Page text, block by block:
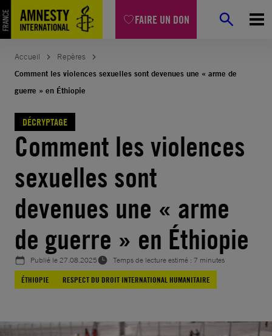
FAIRE UN DON
Aller
au
contenu
Accueil
Repères
Comment les violences sexuelles sont devenues une « arme de
guerre » en Éthiopie
DÉCRYPTAGE
Comment les violences
sexuelles sont
devenues une « arme
de guerre » en Éthiopie
Publié le27.08.2025
Temps de lecture estimé : 7 minutes
ÉTHIOPIE
RESPECT DU DROIT INTERNATIONAL HUMANITAIRE